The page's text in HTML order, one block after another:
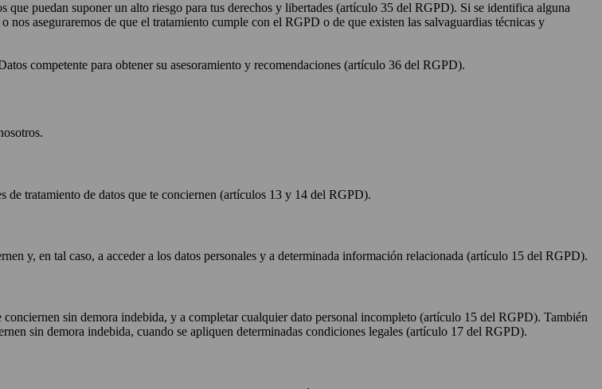
puedan suponer un alto riesgo para tus derechos y libertades (artículo 35 del RGPD). Si se identifica alguna
aseguraremos de que el tratamiento cumple con el RGPD o de que existen las salvaguardias técnicas y
competente para obtener su asesoramiento y recomendaciones (artículo 36 del RGPD).
de tratamiento de datos que te conciernen (artículos 13 y 14 del RGPD).
y, en tal caso, a acceder a los datos personales y a determinada información relacionada (artículo 15 del RGPD).
sin demora indebida, y a completar cualquier dato personal incompleto (artículo 15 del RGPD). También
sin demora indebida, cuando se apliquen determinadas condiciones legales (artículo 17 del RGPD).